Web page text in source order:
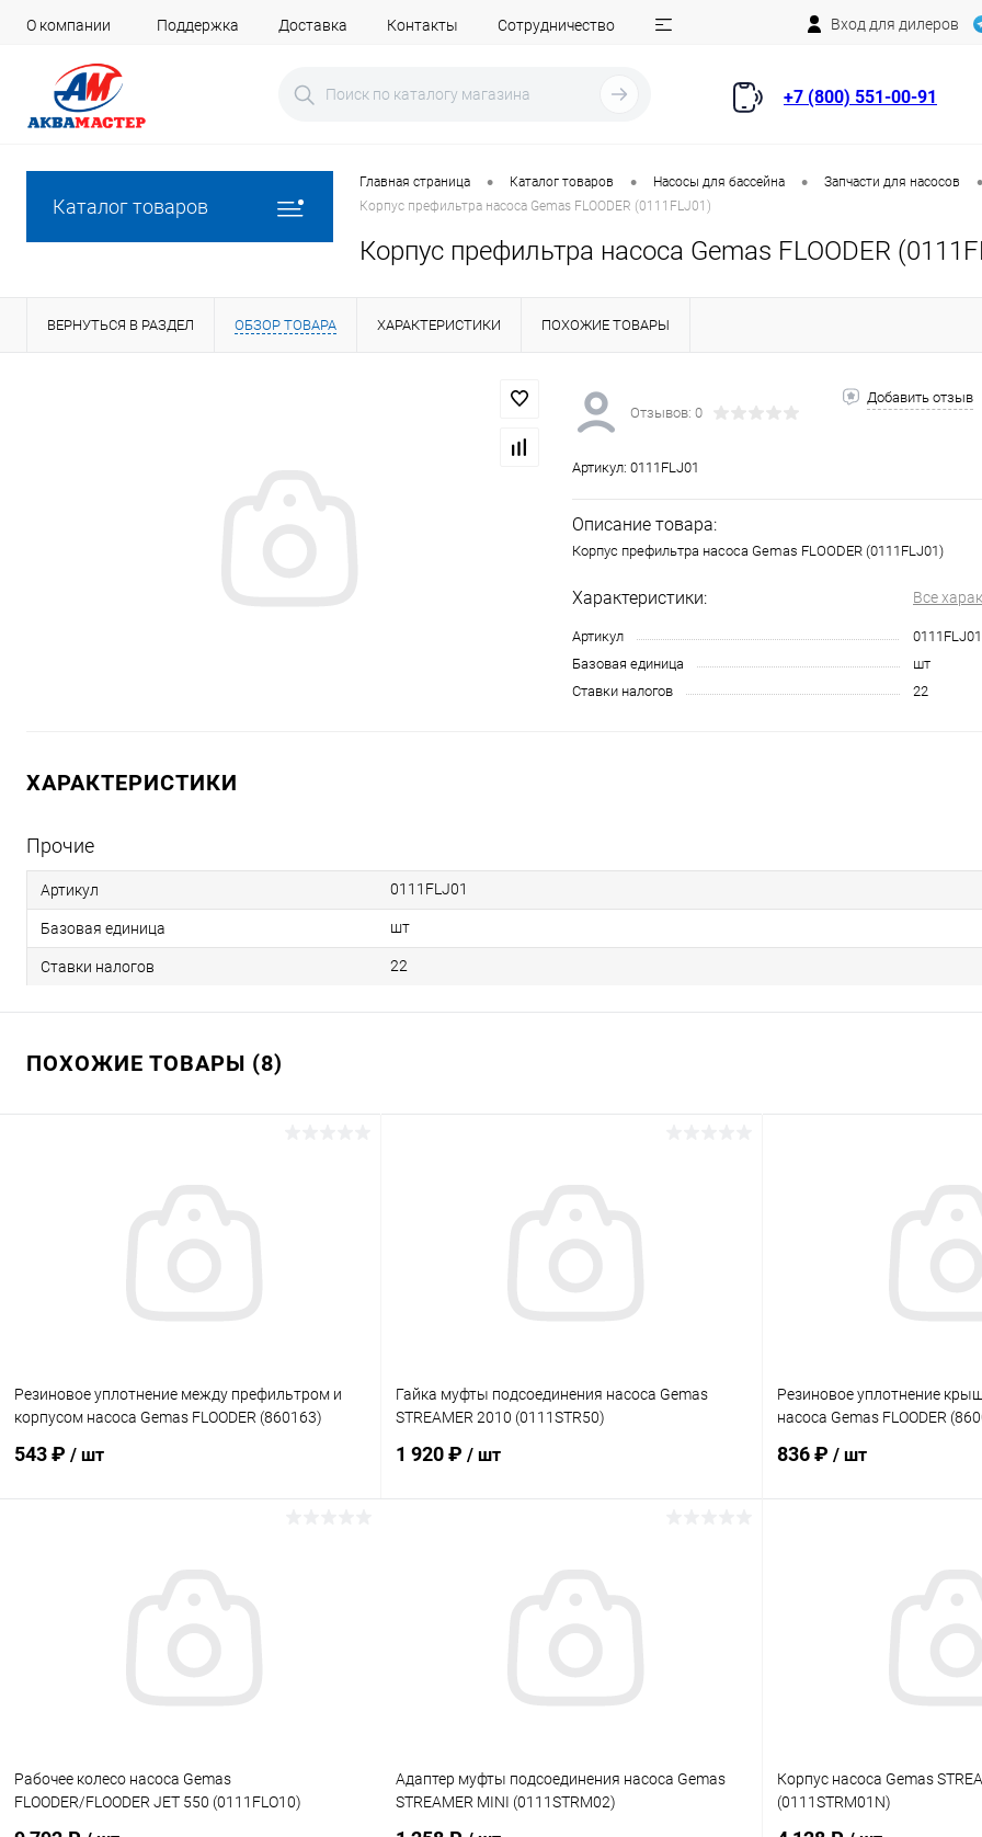
О компании Поддержка Доставка Контакты Сотрудничество Вход для дилеров
+7 (800) 551-00-91
Каталог товаров
Главная страница • Каталог товаров • Насосы для бассейна • Запчасти для насосов •
Корпус префильтра насоса Gemas FLOODER (0111FLJ01)
Корпус префильтра насоса Gemas FLOODER
ВЕРНУТЬСЯ В РАЗДЕЛ ОБЗОР ТОВАРА ХАРАКТЕРИСТИКИ ПОХОЖИЕ ТОВАРЫ
Отзывов: 0
Добавить отзыв
Артикул: 0111FLJ01
Описание товара:
Корпус префильтра насоса Gemas FLOODER (0111FLJ01)
Характеристики: Все
Артикул
0111FLJ01
Базовая единица
шт
Ставки налогов
22
ХАРАКТЕРИСТИКИ
Прочие
Артикул 0111FLJ01
Базовая единица шт
Ставки налогов 22
ПОХОЖИЕ ТОВАРЫ (8)
Резиновое уплотнение между префильтром и
корпусом насоса Gemas FLOODER (860163)
543 ₽ / шт
Гайка муфты подсоединения насоса Gemas
STREAMER 2010 (0111STR50)
1 920 ₽ / шт
Резиновое уплотнение
насоса Gemas FLOODER
836 ₽ / шт
Рабочее колесо насоса Gemas
FLOODER/FLOODER JET 550 (0111FLO10)
Адаптер муфты подсоединения насоса Gemas
STREAMER MINI (0111STRM02)
Корпус насоса Gemas
(0111STRM01N)